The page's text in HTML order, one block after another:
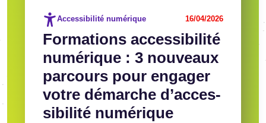
Forma­tions acces­si­bi­lité
numé­rique : 3 nouveaux
parcours pour enga­ger
votre démarche d’ac­ces­
si­bi­lité numé­rique
Accessibilité numérique 16/04/2026